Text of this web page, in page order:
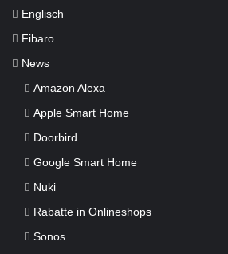
Englisch
Fibaro
News
Amazon Alexa
Apple Smart Home
Doorbird
Google Smart Home
Nuki
Rabatte in Onlineshops
Sonos